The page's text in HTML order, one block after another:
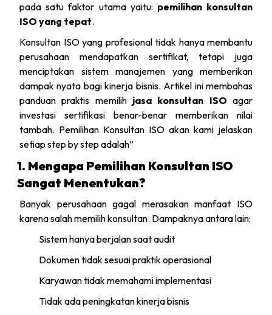
pada satu faktor utama yaitu: pemilihan konsultan
ISO yang tepat.
Konsultan ISO yang profesional tidak hanya membantu
perusahaan mendapatkan sertifikat, tetapi juga
menciptakan sistem manajemen yang memberikan
dampak nyata bagi kinerja bisnis. Artikel ini membahas
panduan praktis memilih jasa konsultan ISO agar
investasi sertifikasi benar-benar memberikan nilai
tambah. Pemilihan Konsultan ISO akan kami jelaskan
setiap step by step adalah”
1. Mengapa Pemilihan Konsultan ISO
Sangat Menentukan?
Banyak perusahaan gagal merasakan manfaat ISO
karena salah memilih konsultan. Dampaknya antara lain:
Sistem hanya berjalan saat audit
Dokumen tidak sesuai praktik operasional
Karyawan tidak memahami implementasi
Tidak ada peningkatan kinerja bisnis